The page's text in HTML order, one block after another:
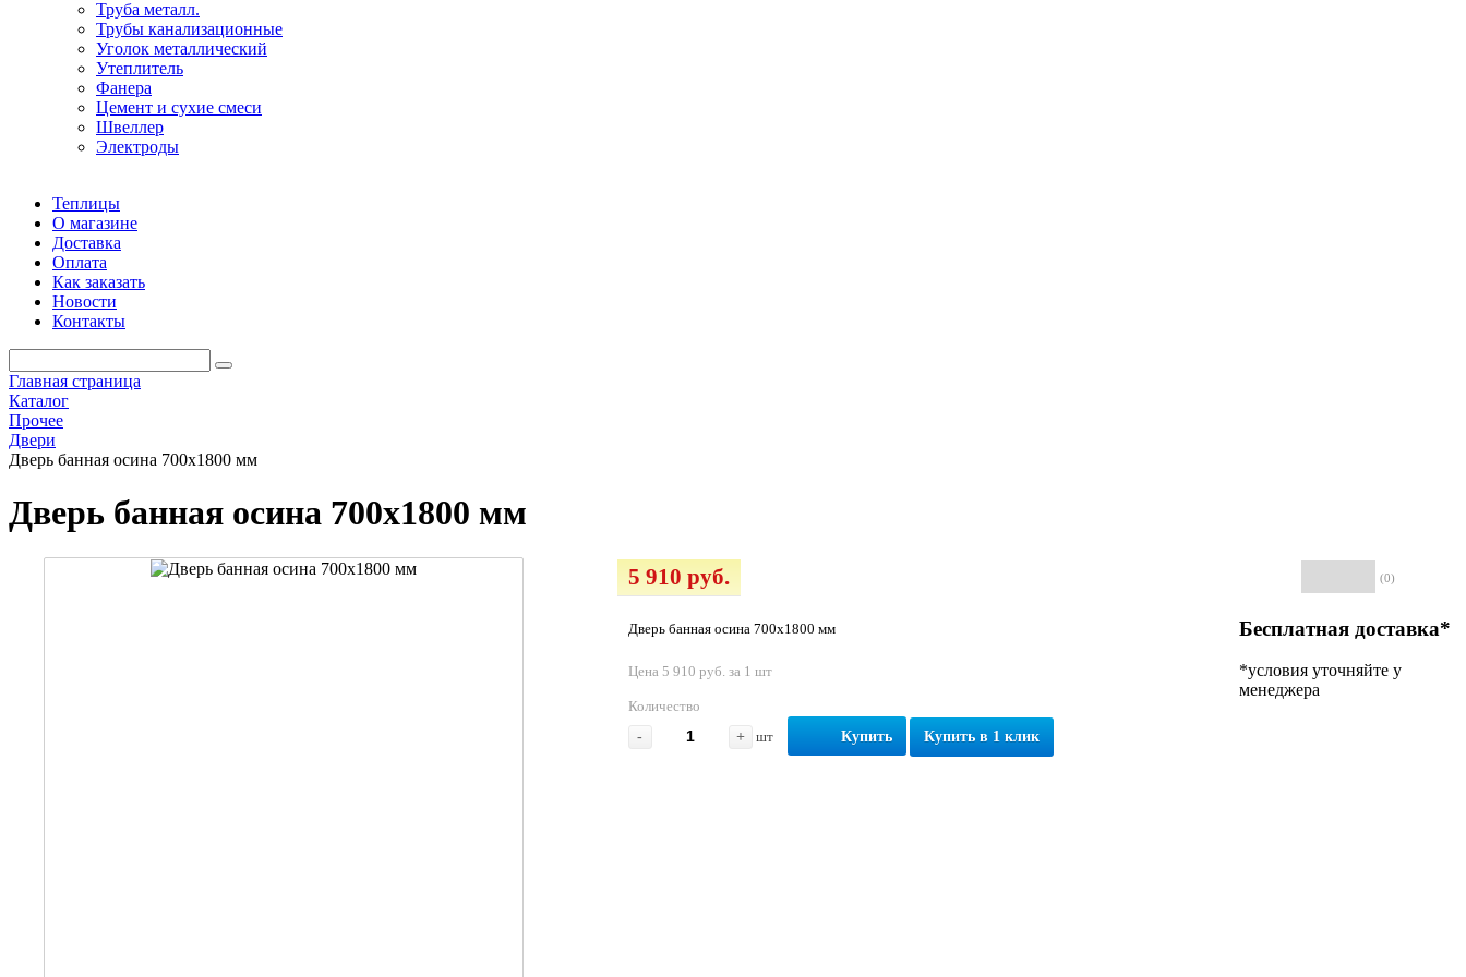
Труба металл.
Трубы канализационные
Уголок металлический
Утеплитель
Фанера
Цемент и сухие смеси
Швеллер
Электроды
Теплицы
О магазине
Доставка
Оплата
Как заказать
Новости
Контакты
Главная страница
Каталог
Прочее
Двери
Дверь банная осина 700х1800 мм
Дверь банная осина 700х1800 мм
(0)
Бесплатная доставка*
*условия уточняйте у
менеджера
5 910 руб.
Дверь банная осина 700х1800 мм
Цена 5 910 руб. за 1 шт
Количество
-
+ шт Купить Купить в 1 клик